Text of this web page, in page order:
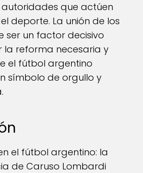
que actúen
deporte. La unión de los
ser un factor decisivo
la reforma necesaria y
el fútbol argentino
símbolo de orgullo y
el fútbol argentino: la
de Caruso Lombardi